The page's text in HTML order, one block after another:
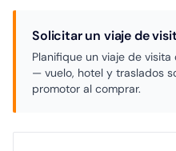
Solicitar un viaje de
Planifique un viaje de
— vuelo, hotel y traslados
promotor al comprar.